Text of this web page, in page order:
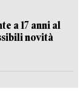
a 17 anni al
novità